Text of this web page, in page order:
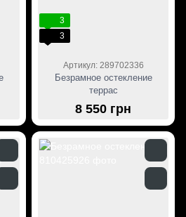
3
3
Артикул: 289702336
Безрамное остекление
террас
8 550 грн